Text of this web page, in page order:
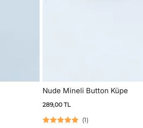
Nude Mineli Button Küpe
289,00 TL
(1)